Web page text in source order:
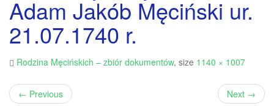
Adam Jakób Męciński ur.
21.07.1740 r.
Rodzina Męcińskich – zbiór dokumentów, size 1140 × 1007
← Previous Next →